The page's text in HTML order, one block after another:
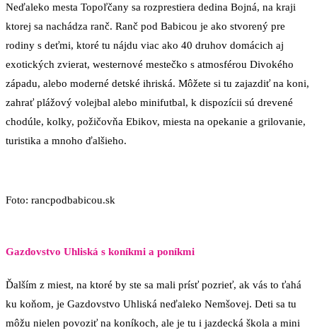
Neďaleko mesta Topoľčany sa rozprestiera dedina Bojná, na kraji
ktorej sa nachádza ranč. Ranč pod Babicou je ako stvorený pre
rodiny s deťmi, ktoré tu nájdu viac ako 40 druhov domácich aj
exotických zvierat, westernové mestečko s atmosférou Divokého
západu, alebo moderné detské ihriská. Môžete si tu zajazdiť na koni,
zahrať plážový volejbal alebo minifutbal, k dispozícii sú drevené
chodúle, kolky, požičovňa Ebikov, miesta na opekanie a grilovanie,
turistika a mnoho ďalšieho.
Foto: rancpodbabicou.sk
Gazdovstvo Uhliská s koníkmi a poníkmi
Ďalším z miest, na ktoré by ste sa mali prísť pozrieť, ak vás to ťahá
ku koňom, je Gazdovstvo Uhliská neďaleko Nemšovej. Deti sa tu
môžu nielen povoziť na koníkoch, ale je tu i jazdecká škola a mini